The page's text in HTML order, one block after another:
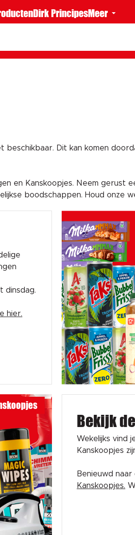
Dirk PrincipesMeer
Dit kan komen
en Kanskoopjes. Neem gerust
boodschappen. Houd onze
dinsdag.
hier.
Bekijk
Wekelijks vind
Kanskoopjes
Benieuwd
Kanskoopjes.